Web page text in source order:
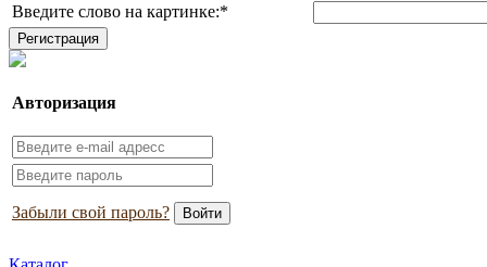
Введите слово на картинке:*
Авторизация
Забыли свой пароль?